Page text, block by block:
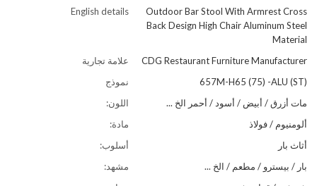
English details
Outdoor Bar Stool With Armrest Cross
Back Design High Chair Aluminum Steel
Material
علامة تجارية
CDG Restaurant Furniture Manufacturer
نموذج
657M-H65 (75) -ALU (ST)
اللون:
مات أزرق / أبيض / أسود / أحمر الخ ...
مادة:
ألومنيوم / فولاذ
أسلوب:
أثاث بار
مشهد:
بار / بيسترو / مطعم / الخ ...